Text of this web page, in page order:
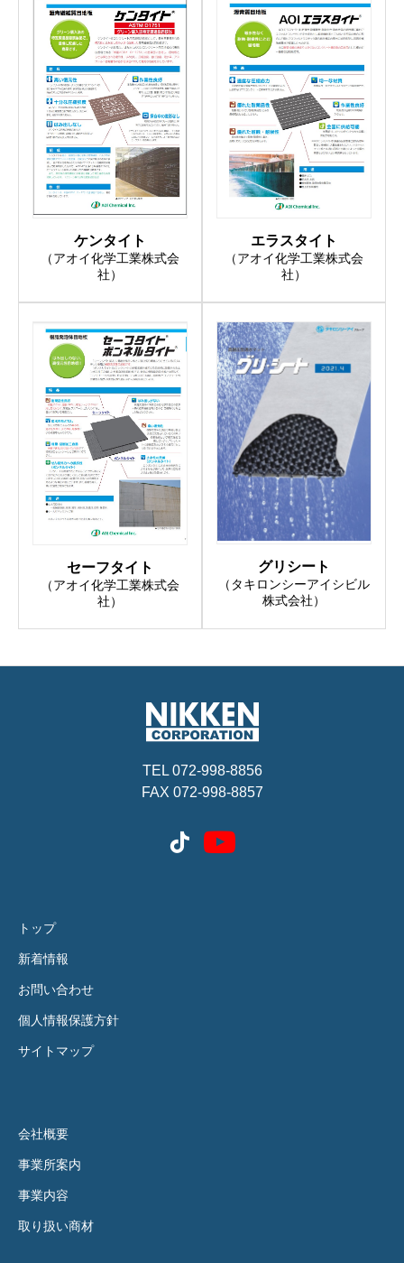
ケンタイト
（アオイ化学工業株式会
社）
エラスタイト
（アオイ化学工業株式会
社）
セーフタイト
（アオイ化学工業株式会
社）
グリシート
（タキロンシーアイシビル
株式会社）
TEL 072-998-8856
FAX 072-998-8857
トップ
新着情報
お問い合わせ
個人情報保護方針
サイトマップ
会社概要
事業所案内
事業内容
取り扱い商材